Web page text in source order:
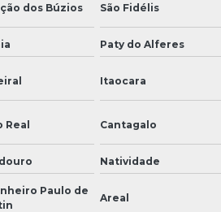
dos Búzios São Fidélis
Paty do Alferes
Itaocara
Real Cantagalo
Natividade
Paulo de
Areal